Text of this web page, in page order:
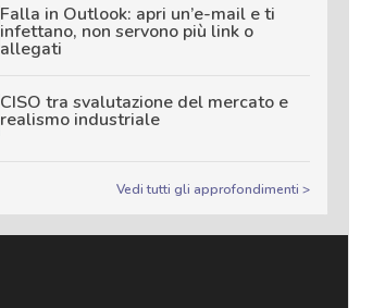
Falla in Outlook: apri un’e-mail e ti
infettano, non servono più link o
allegati
CISO tra svalutazione del mercato e
realismo industriale
Vedi tutti gli approfondimenti >